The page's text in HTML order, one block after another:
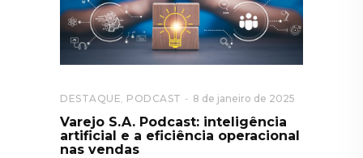
DESTAQUE PODCAST 8 de janeiro de 2025
Varejo S.A. Podcast: inteligência
artificial e a eficiência operacional
nas vendas